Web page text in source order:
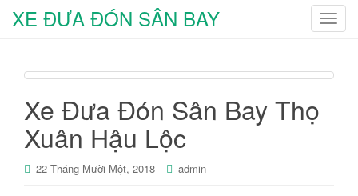
T
g
XE ĐƯA ĐÓN SÂN BAY
Xe Đưa Đón Sân Bay Thọ
Xuân Hậu Lộc
22 Tháng Mười Một, 2018 admin